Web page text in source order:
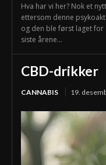
Hva har vi her? Nok et
ettersom denne
og den ble først laget
siste årene...
CBD-drikker
CANNABIS 19.